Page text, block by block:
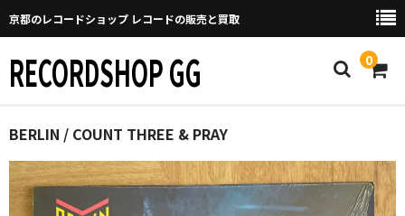
京都のレコードショップ レコードの販売と買取
RECORDSHOP GG 0
Home
マイページ
GGについて
BERLIN / COUNT THREE & PRAY